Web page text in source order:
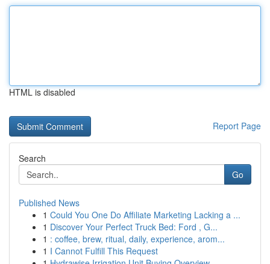
HTML is disabled
Report Page
Search
Go
Published News
1 Could You One Do Affiliate Marketing Lacking a ...
1 Discover Your Perfect Truck Bed: Ford , G...
1 : coffee, brew, ritual, daily, experience, arom...
1 I Cannot Fulfill This Request